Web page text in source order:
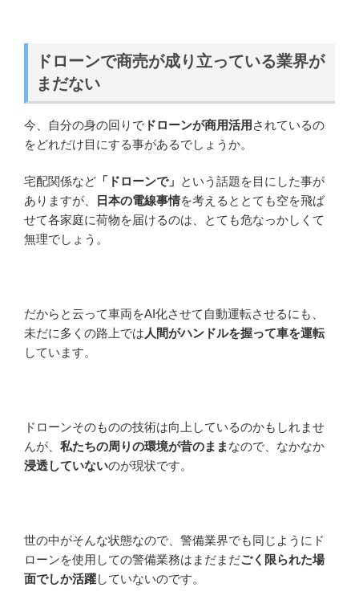
ドローンで商売が成り立っている業界が
まだない
今、自分の身の回りで ドローンが商用活用 されているの
をどれだけ目にする事があるでしょうか。
宅配関係など 「ドローンで」 という話題を目にした事が
ありますが、
日本の電線事情を考えるととても空を飛ば
せて各家庭に荷物を届けるのは、とても危なっかしくて
無理でしょう。
だからと云って車両をAI化させて自動運転させるにも、
未だに多くの路上では 人間がハンドルを握って車を運転
しています。
ドローンそのものの技術は向上しているのかもしれませ
んが、 私たちの周りの環境が昔のまま なので、なかなか
浸透していないのが現状です。
世の中がそんな状態なので、警備業界でも同じようにド
ローンを使用しての警備業務はまだまだごく限られた場
面でしか活躍していないのです。